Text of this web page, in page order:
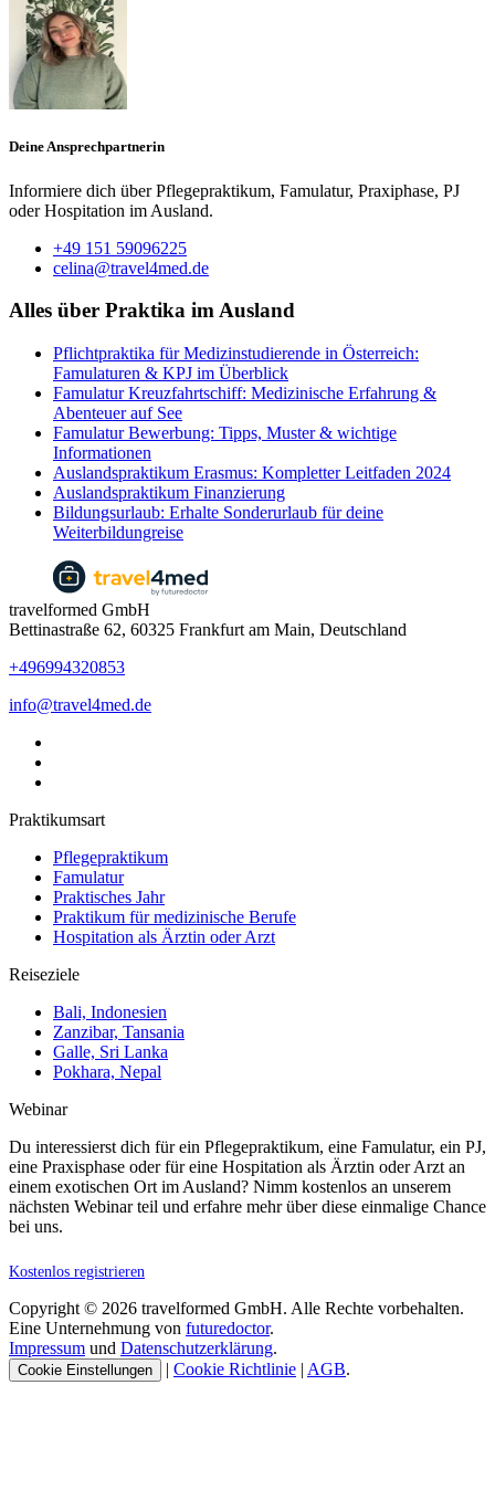
Deine Ansprechpartnerin
Informiere dich über Pflegepraktikum, Famulatur, Praxiphase, PJ
oder Hospitation im Ausland.
+49 151 59096225
celina@travel4med.de
Alles über Praktika im Ausland
Pflichtpraktika für Medizinstudierende in Österreich:
Famulaturen & KPJ im Überblick
Famulatur Kreuzfahrtschiff: Medizinische Erfahrung &
Abenteuer auf See
Famulatur Bewerbung: Tipps, Muster & wichtige
Informationen
Auslandspraktikum Erasmus: Kompletter Leitfaden 2024
Auslandspraktikum Finanzierung
Bildungsurlaub: Erhalte Sonderurlaub für deine
Weiterbildungreise
travelformed GmbH
Bettinastraße 62, 60325 Frankfurt am Main, Deutschland
+496994320853
info@travel4med.de
Praktikumsart
Pflegepraktikum
Famulatur
Praktisches Jahr
Praktikum für medizinische Berufe
Hospitation als Ärztin oder Arzt
Reiseziele
Bali, Indonesien
Zanzibar, Tansania
Galle, Sri Lanka
Pokhara, Nepal
Webinar
Du interessierst dich für ein Pflegepraktikum, eine Famulatur, ein PJ,
eine Praxisphase oder für eine Hospitation als Ärztin oder Arzt an
einem exotischen Ort im Ausland? Nimm kostenlos an unserem
nächsten Webinar teil und erfahre mehr über diese einmalige Chance
bei uns.
Kostenlos registrieren
Copyright © 2026 travelformed GmbH. Alle Rechte vorbehalten.
Eine Unternehmung von futuredoctor.
Impressum und Datenschutzerklärung.
Cookie Einstellungen | Cookie Richtlinie | AGB.